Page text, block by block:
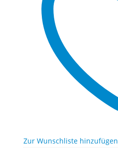
Zur Wunschliste hinzufügen